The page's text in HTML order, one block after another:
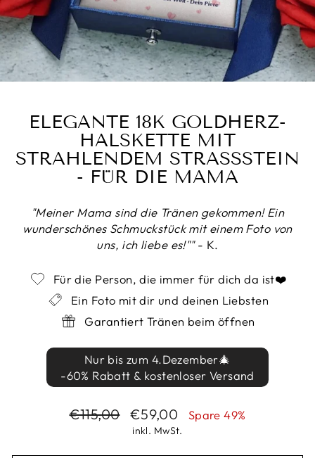
ELEGANTE 18K GOLDHERZ-
HALSKETTE MIT
STRAHLENDEM STRASSSTEIN
- FÜR DIE MAMA
"Meiner Mama sind die Tränen gekommen! Ein
wunderschönes Schmuckstück mit einem Foto von
uns, ich liebe es!""- K.
Für die Person, die immer für dich da ist❤️
Ein Foto mit dir und deinen Liebsten
Garantiert Tränen beim öffnen
Nur bis zum 4.Dezember🎄
-60% Rabatt & kostenloser Versand
Normaler
€115,00 Sonderpreis
€59,00 Spare 49%
inkl. MwSt.